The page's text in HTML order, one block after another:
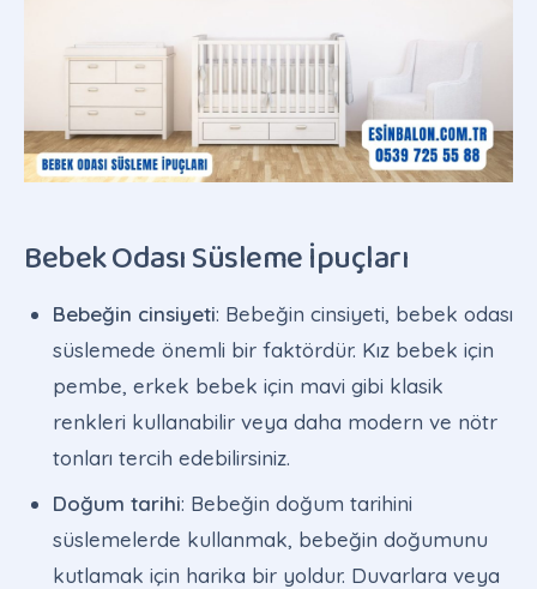
Bebek Odası Süsleme İpuçları
Bebeğin cinsiyeti: Bebeğin cinsiyeti, bebek odası
süslemede önemli bir faktördür. Kız bebek için
pembe, erkek bebek için mavi gibi klasik
renkleri kullanabilir veya daha modern ve nötr
tonları tercih edebilirsiniz.
Doğum tarihi: Bebeğin doğum tarihini
süslemelerde kullanmak, bebeğin doğumunu
kutlamak için harika bir yoldur. Duvarlara veya